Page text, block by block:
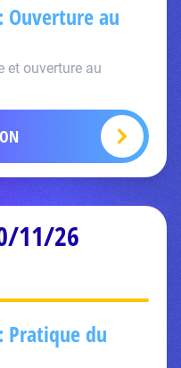
Ouverture au
et ouverture au
11/26
Pratique du